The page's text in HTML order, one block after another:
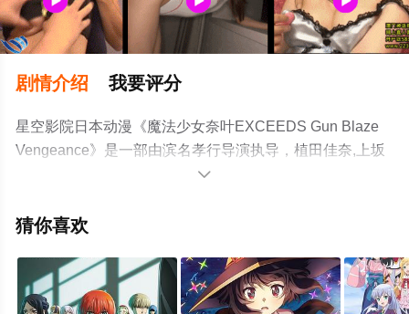
剧情介绍 我要评分
星空影院日本动漫《魔法少女奈叶EXCEEDS Gun Blaze
Vengeance》是一部由滨名孝行导演执导，植田佳奈,上坂
堇,水树奈奈,田村由香里,野上尤加奈,日高里菜,伊藤彩沙,小
聴成等明星演员精彩演绎的日本动漫，手机免费观看高清
移步至豆瓣动漫、电视猫或剧情网等平台了解。

猜你喜欢